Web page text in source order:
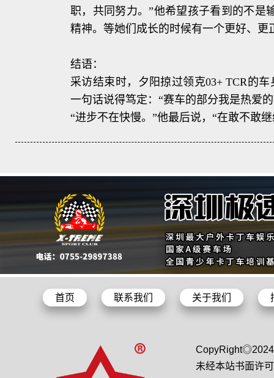
职，共同努力。”他希望孩子看到的不是
精神。等她们成长的时候有一个更好、更
结语：
采访结束时，夕阳掠过领克03+ TCR的
一句话说得笃定：“赛车的部分我是热爱
“进步不在快慢。”他最后说，“在敢不敢
首页 联系我们 关于我们
未经本站书面许